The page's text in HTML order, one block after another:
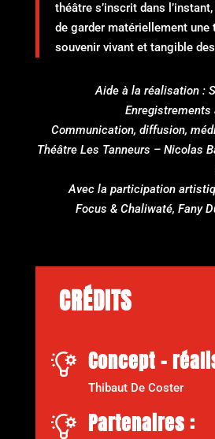
théâtre s’inscrit dans
de garder matériellement une
souvenir vivant et tangible
Aide à la réalisation :
Enregistrements
Communication, diffusion,
Théâtre Les Tanneurs – Nicolas
Avec la participation
Focus & Chaliwaté, Fany
CRÉDITS
Concept -
Thibaut De Coster
Partenaires :